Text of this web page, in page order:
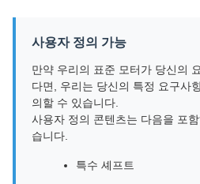
사용자 정의 가능
만약 우리의 표준 모터가 당신의
다면, 우리는 당신의 특정 요구사
의할 수 있습니다.
사용자 정의 콘텐츠는 다음을 포
습니다.
특수 셰프트